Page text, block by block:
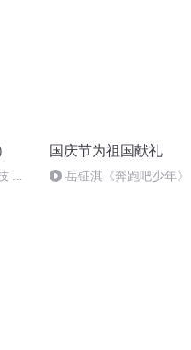
二
国庆节为祖国献礼
岳钲淇《奔跑吧少年》